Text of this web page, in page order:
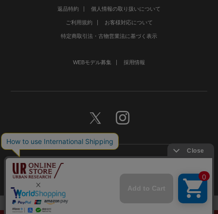
返品特約 個人情報の取り扱いについて
ご利用規約 お客様対応について
特定商取引法・古物営業法に基づく表示
WEBモデル募集 採用情報
©URBAN RESEARCH Co., Ltd.All rights Reserved.